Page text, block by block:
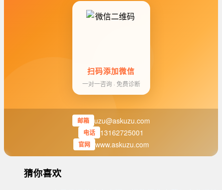
扫码添加微信
一对一咨询 · 免费诊断
邮箱 uzu@askuzu.com
电话 13162725001
官网 www.askuzu.com
猜你喜欢